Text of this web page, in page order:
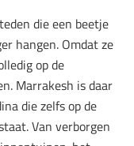
die een beetje
hangen. Omdat ze
op de
Marrakesh is daar
die zelfs op de
Van verborgen